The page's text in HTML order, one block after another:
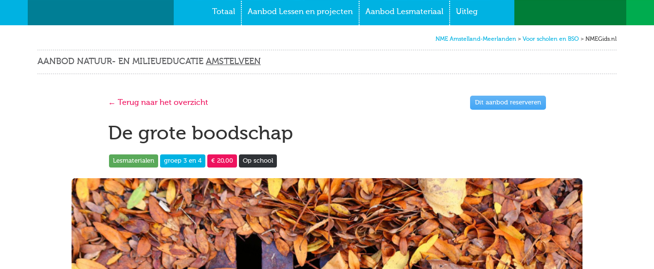
Totaal Aanbod Lessen en projecten Aanbod Lesmateriaal Uitleg
NME Amstelland-Meerlanden > Voor scholen en BSO > NMEGids.nl
AANBOD NATUUR- EN MILIEUEDUCATIE AMSTELVEEN
← Terug naar het overzicht Dit aanbod reserveren
De grote boodschap
Lesmaterialen groep 3 en 4 € 20,00 Op school